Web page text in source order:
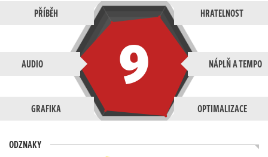
9
PŘÍBĚH HRATELNOST
NÁPLŇ A TEMPO
OPTIMALIZACE
GRAFIKA
AUDIO
ODZNAKY